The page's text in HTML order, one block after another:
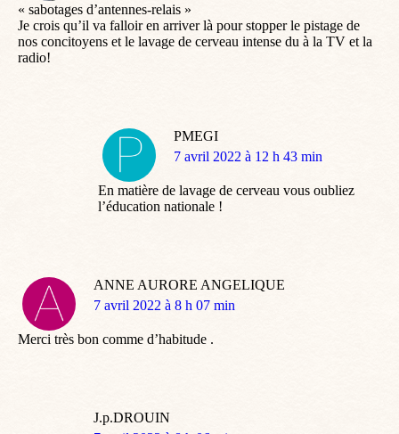
« sabotages d’antennes-relais »
Je crois qu’il va falloir en arriver là pour stopper le pistage de
nos concitoyens et le lavage de cerveau intense du à la TV et la
radio!
PMEGI
dit
7 avril 2022 à 12 h 43 min
En matière de lavage de cerveau vous oubliez
l’éducation nationale !
ANNE AURORE ANGELIQUE
dit
7 avril 2022 à 8 h 07 min
Merci très bon comme d’habitude .
J.p.DROUIN